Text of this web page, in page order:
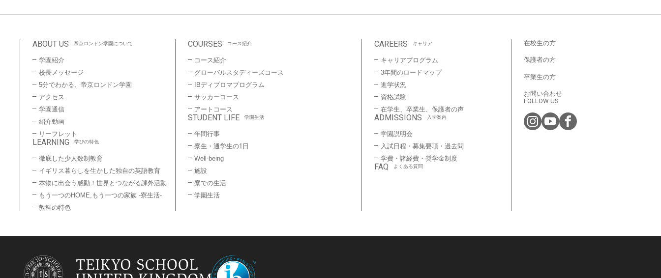
ABOUT US 帝京ロンドン学園について
学園紹介
校長メッセージ
5分でわかる、帝京ロンドン学園
アクセス
学園通信
紹介動画
リーフレット
LEARNING 学びの特色
徹底した少人数制教育
イギリス暮らしを生かした独自の英語教育
本物に出会う感動！世界とつながる課外活動
もう一つのHOME,もう一つの家族 -寮生活-
教科の特色
COURSES コース紹介
コース紹介
グローバルスタディーズコース
IBディプロマプログラム
サッカーコース
アートコース
STUDENT LIFE 学園生活
年間行事
寮生・通学生の1日
Well-being
施設
寮での生活
学園生活
CAREERS キャリア
キャリアプログラム
3年間のロードマップ
進学状況
資格試験
在学生、卒業生、保護者の声
ADMISSIONS 入学案内
学園説明会
入試日程・募集要項・過去問
学費・諸経費・奨学金制度
FAQ よくある質問
在校生の方
保護者の方
卒業生の方
お問い合わせ
FOLLOW US